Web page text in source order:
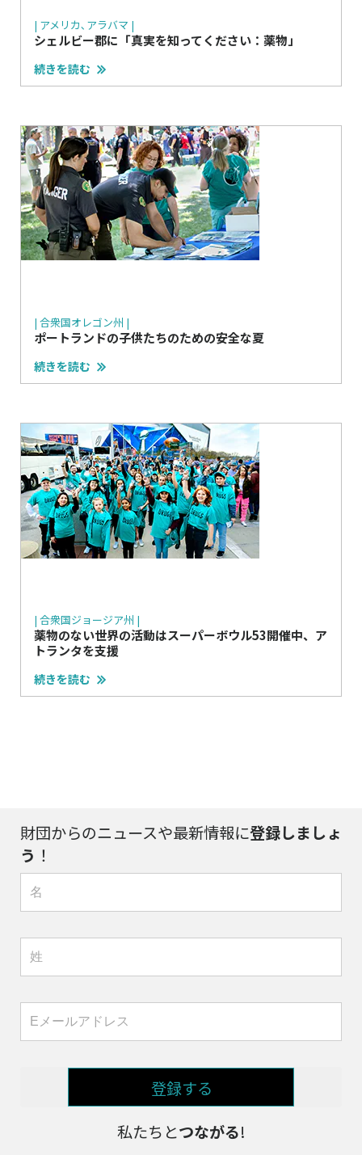
| アメリカ､アラバマ |
シェルビー郡に「真実を知ってください：薬物」
続きを読む
| 合衆国オレゴン州 |
ポートランドの子供たちのための安全な夏
続きを読む
| 合衆国ジョージア州 |
薬物のない世界の活動はスーパーボウル53開催中、ア
トランタを支援
続きを読む
財団からのニュースや最新情報に登録しましょ
う ！
登録する
私たちとつながる!